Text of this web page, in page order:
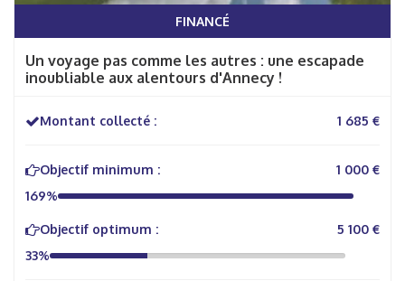
FINANCÉ
Un voyage pas comme les autres : une escapade
inoubliable aux alentours d'Annecy !
Montant collecté : 1 685 €
Objectif minimum :
1 000 €
169%
Objectif optimum :
5 100 €
33%